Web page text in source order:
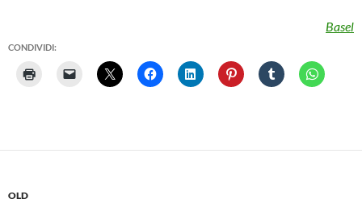
Basel
CONDIVIDI:
OLD